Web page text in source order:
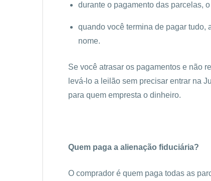
durante o pagamento das parcelas,
quando você termina de pagar tudo,
nome.
Se você atrasar os pagamentos e não
levá-lo a leilão sem precisar entrar na
para quem empresta o dinheiro.
Quem paga a alienação fiduciária?
O comprador é quem paga todas as